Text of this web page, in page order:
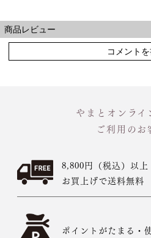
商品レビュー
コメントを
やまとオンライ
ご利用のお
8,800円（税込）以上
お買上げで送料無料
ポイントがたまる・